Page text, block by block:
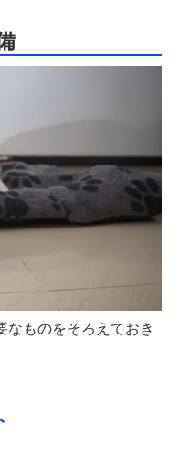
なものをそろえておき